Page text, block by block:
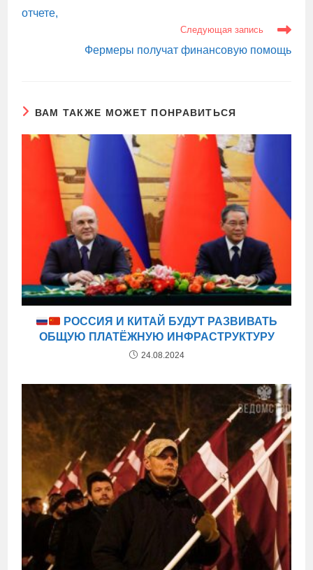
отчете,
Следующая запись
Фермеры получат финансовую помощь
ВАМ ТАКЖЕ МОЖЕТ ПОНРАВИТЬСЯ
РОССИЯ И КИТАЙ БУДУТ РАЗВИВАТЬ
ОБЩУЮ ПЛАТЁЖНУЮ ИНФРАСТРУКТУРУ
24.08.2024